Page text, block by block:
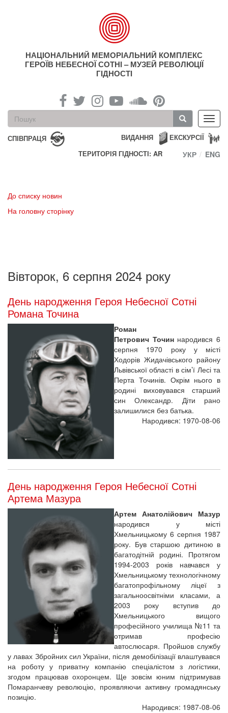
НАЦІОНАЛЬНИЙ МЕМОРІАЛЬНИЙ КОМПЛЕКС
ГЕРОЇВ НЕБЕСНОЇ СОТНІ – МУЗЕЙ РЕВОЛЮЦІЇ
ГІДНОСТІ
Пошукова
форма
Пошук
СПІВПРАЦЯ ЕКСКУРСІЇ
ВИДАННЯ
ТЕРИТОРІЯ ГІДНОСТІ: AR
УКР ENG
До списку новин
На головну сторінку
Вівторок, 6 серпня 2024 року
День народження Героя Небесної Сотні
Романа Точина
Роман
Петрович Точиннародився 6
серпня 1970 року у місті
Ходорів Жидачівського району
Львівської області в сім’ї Лесі та
Перта Точинів. Окрім нього в
родині виховувався старший
син Олександр. Діти рано
залишилися без батька.
Народився: 1970-08-06
День народження Героя Небесної Сотні
Артема Мазура
Артем Анатолійович Мазур
народився у місті
Хмельницькому 6 серпня 1987
року. Був старшою дитиною в
багатодітній родині. Протягом
1994-2003 років навчався у
Хмельницькому технологічному
багатопрофільному ліцеї з
загальноосвітніми класами, а
2003 року вступив до
Хмельницького вищого
професійного училища №11 та
отримав професію
автослюсаря. Пройшов службу
у лавах Збройних сил України, після демобілізації влаштувався
на роботу у приватну компанію спеціалістом з логістики,
згодом працював охоронцем. Ще зовсім юним підтримував
Помаранчеву революцію, проявляючи активну громадянську
позицію.
Народився: 1987-08-06